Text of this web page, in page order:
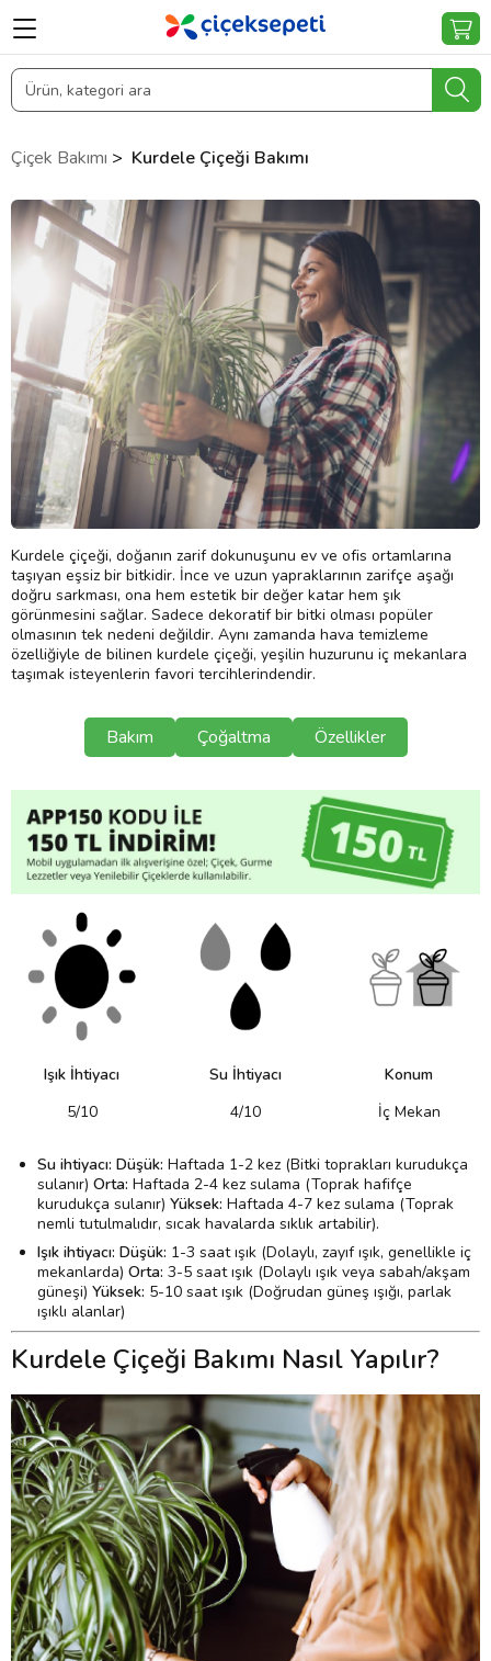
Çiçek Bakımı > Kurdele Çiçeği Bakımı
Kurdele çiçeği, doğanın zarif dokunuşunu ev ve ofis ortamlarına
taşıyan eşsiz bir bitkidir. İnce ve uzun yapraklarının zarifçe aşağı
doğru sarkması, ona hem estetik bir değer katar hem şık
görünmesini sağlar. Sadece dekoratif bir bitki olması popüler
olmasının tek nedeni değildir. Aynı zamanda hava temizleme
özelliğiyle de bilinen kurdele çiçeği, yeşilin huzurunu iç mekanlara
taşımak isteyenlerin favori tercihlerindendir.
Bakım Çoğaltma Özellikler
Işık İhtiyacı
5/10
Su İhtiyacı
4/10
Konum
İç Mekan
Su ihtiyacı: Düşük: Haftada 1-2 kez (Bitki toprakları kurudukça
sulanır) Orta: Haftada 2-4 kez sulama (Toprak hafifçe
kurudukça sulanır) Yüksek: Haftada 4-7 kez sulama (Toprak
nemli tutulmalıdır, sıcak havalarda sıklık artabilir).
Işık ihtiyacı: Düşük: 1-3 saat ışık (Dolaylı, zayıf ışık, genellikle iç
mekanlarda) Orta: 3-5 saat ışık (Dolaylı ışık veya sabah/akşam
güneşi) Yüksek: 5-10 saat ışık (Doğrudan güneş ışığı, parlak
ışıklı alanlar)
Kurdele Çiçeği Bakımı Nasıl Yapılır?